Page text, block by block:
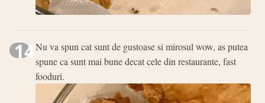
14Nu va spun cat sunt de gustoase si mirosul wow, as putea
spune ca sunt mai bune decat cele din restaurante, fast
fooduri.